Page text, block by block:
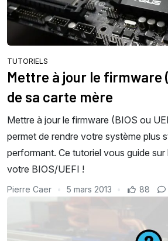
TUTORIELS
Mettre à jour le firmware
de sa carte mère
Mettre à jour le firmware (BIOS ou
permet de rendre votre système plus
performant. Ce tutoriel vous guide sur
votre BIOS/UEFI !
Pierre Caer 5 mars 2013 88